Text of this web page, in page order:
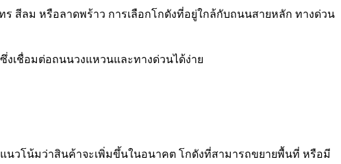
สีลม หรือลาดพร้าว การเลือกโกดังที่อยู่ใกล้กับถนนสายหลัก ทางด่วน
งเชื่อมต่อถนนวงแหวนและทางด่วนได้ง่าย
นวโน้มว่าสินค้าจะเพิ่มขึ้นในอนาคต โกดังที่สามารถขยายพื้นที่ หรือมี